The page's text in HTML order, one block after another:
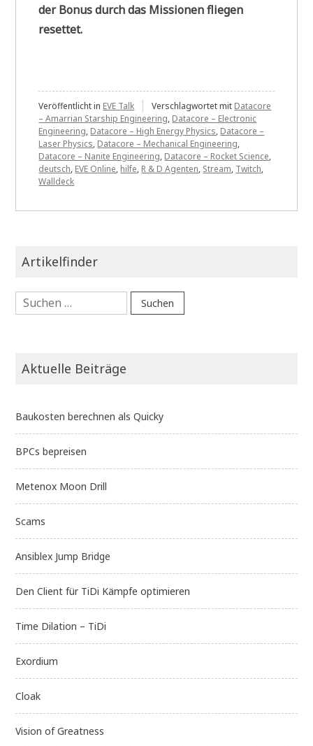
der Bonus durch das Missionen fliegen
resettet.
Veröffentlicht in EVE Talk Verschlagwortet mit Datacore
– Amarrian Starship Engineering, Datacore – Electronic
Engineering, Datacore – High Energy Physics, Datacore –
Laser Physics, Datacore – Mechanical Engineering,
Datacore – Nanite Engineering, Datacore – Rocket Science,
deutsch, EVE Online, hilfe, R & D Agenten, Stream, Twitch,
Walldeck
Artikelfinder
Suchen
nach:
Aktuelle Beiträge
Baukosten berechnen als Quicky
BPCs bepreisen
Metenox Moon Drill
Scams
Ansiblex Jump Bridge
Den Client für TiDi Kämpfe optimieren
Time Dilation – TiDi
Exordium
Cloak
Vision of Greatness